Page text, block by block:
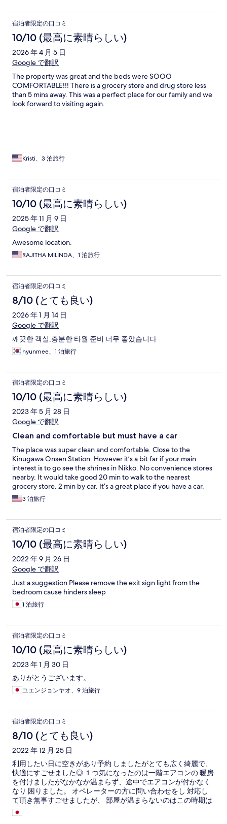
宿泊者限定の口コミ
10/10 (最高に素晴らしい)
2026 年 4 月 5 日
Google で翻訳
The property was great and the beds were SOOO
COMFORTABLE!!! There is a grocery store and drug store less
than 5 mins away. This was a perfect place for our family and we
look forward to visiting again.
Kristi、3 泊旅行
宿泊者限定の口コミ
10/10 (最高に素晴らしい)
2025 年 11 月 9 日
Google で翻訳
Awesome location.
RAJITHA MILINDA、1 泊旅行
宿泊者限定の口コミ
8/10 (とても良い)
2026 年 1 月 14 日
Google で翻訳
깨끗한 객실,충분한 타월 준비 너무 좋았습니다
hyunmee、1 泊旅行
宿泊者限定の口コミ
10/10 (最高に素晴らしい)
2023 年 5 月 28 日
Google で翻訳
Clean and comfortable but must have a car
The place was super clean and comfortable. Close to the
Kinugawa Onsen Station. However it’s a bit far if your main
interest is to go see the shrines in Nikko. No convenience stores
nearby. It would take good 20 min to walk to the nearest
grocery store. 2 min by car. It’s a great place if you have a car.
3 泊旅行
宿泊者限定の口コミ
10/10 (最高に素晴らしい)
2022 年 9 月 26 日
Google で翻訳
Just a suggestion Please remove the exit sign light from the
bedroom cause hinders sleep
1 泊旅行
宿泊者限定の口コミ
10/10 (最高に素晴らしい)
2023 年 1 月 30 日
ありがとうございます。
ユエンジョンヤオ、9 泊旅行
宿泊者限定の口コミ
8/10 (とても良い)
2022 年 12 月 25 日
利用したい日に空きがあり予約 しましたがとても広く綺麗で、
快適にすごせました◎ １つ気になったのは一階エアコンの 暖房
を付けましたがなかなか温まらず、途中でエアコンが付かなく
なり 困りました。 オペレーターの方に問い合わせをし 対応し
て頂き無事すごせましたが、 部屋が温まらないのはこの時期は
とても大変ですので対応の方よろ しくお願いします。 機会があ
りましたらまた利用いたし ます！